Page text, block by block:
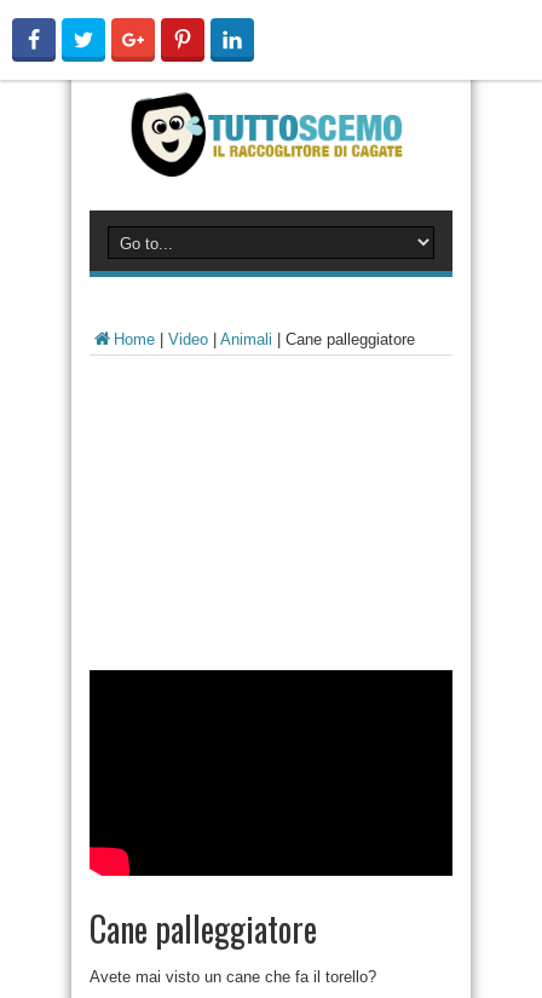
Home Video Animali Cane palleggiatore
Cane palleggiatore
Avete mai visto un cane che fa il torello?